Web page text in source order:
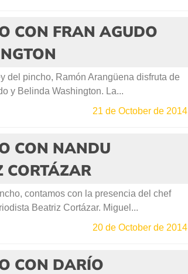
CON FRAN AGUDO
del pincho, Ramón Arangüena disfruta de
y Belinda Washington. La...
21 de October de 2014
CON NANDU
CORTÁZAR
contamos con la presencia del chef
Beatriz Cortázar. Miguel...
20 de October de 2014
CON DARÍO